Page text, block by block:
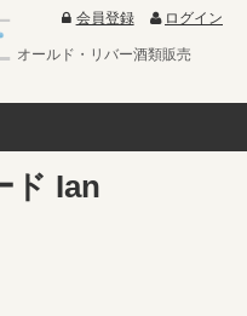
会員登録 ログイン
オールド・リバー酒類販売
ド Ian